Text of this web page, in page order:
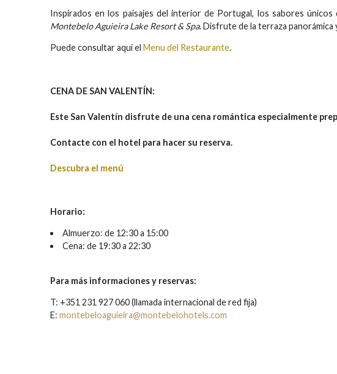
Inspirados en los paisajes del interior de Portugal, los sabores
Montebelo Aguieira Lake Resort & Spa. Disfrute de la terraza
Puede consultar aquí el Menu del Restaurante.
CENA DE SAN VALENTÍN:
Este San Valentín disfrute de una cena romántica especialmente
Contacte con el hotel para hacer su reserva.
Descubra el menú
Horario:
Almuerzo: de 12:30 a 15:00
Cena: de 19:30 a 22:30
Para más informaciones y reservas:
T: +351 231 927 060 (llamada internacional de red fija)
E: montebeloaguieira@montebelohotels.com